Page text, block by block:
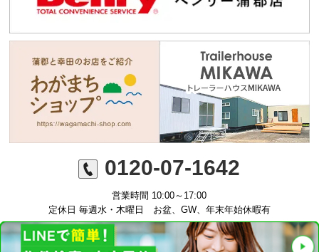
0120-07-1642
営業時間 10:00～17:00
定休日 毎週水・木曜日 お盆、GW、年末年始休暇有